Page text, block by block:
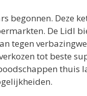
begonnen. Deze
De Lidl
tegen
tot beste
thuis